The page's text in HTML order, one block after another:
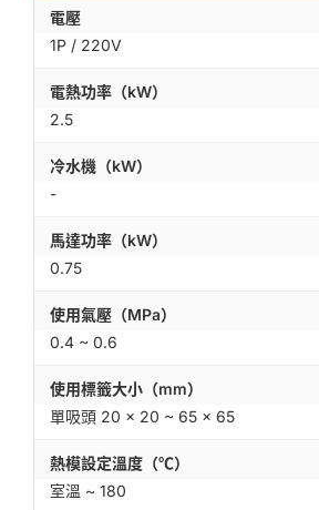
電壓
1P / 220V
電熱功率（kW）
2.5
冷水機（kW）
-
馬達功率（kW）
0.75
使用氣壓（MPa）
0.4 ~ 0.6
使用標籤大小（mm）
單吸頭 20 × 20 ~ 65 × 65
熱模設定溫度（℃）
室溫 ~ 180